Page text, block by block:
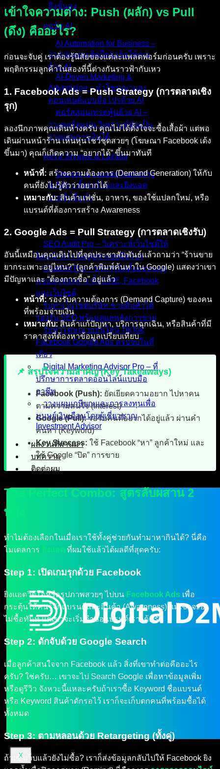
ถึงขั้นสูง
คอร์ส AI
AI Automation for Business –
วางแผนและติดปีกธุรกิจให้คุณ
ด้วย AI
AI-Driven Marketing &
Advertising – ทำโฆษณาและ
คอนเทนต์แบบมือโปรด้วย AI
คอร์สสอนเทรดหุ้นด้วย AI –
วางพอร์ตแม่น วิเคราะห์หุ้นเป็น
วางแผนการเงินได้
คอร์ส Shopee & Lazada
Shopee & Lazada Marketing
& Ads – ตั้งค่าร้านและยิงแอด
แบบจับมือทำ
SEO Audit Pro – วิเคราะห์เว็บไซต์ให้
ติดหน้าแรก Google แบบมือโปร
ChatBot Pro – บริการติดตั้งแชทบอท
ครบทุกช่องทาง ทั้ง LINE, Facebook
และเว็บไซต์
รับทำเว็บไซต์บริษัท ขายสินค้าได้
รองรับ SEO พร้อมดูแลหลังการขาย
รับทำโฆษณาออนไลน์ TikTok
Facebook Google Ads ครบจบในที่
เดียว
Digital Marketing Advisor Pro – ที่
ปรึกษาการตลาดออนไลน์แบบมือ
อาชีพ
วางแผนเกษียณและการลงทุนเพื่อ
มนุษย์เงินเดือนโดยผู้เชี่ยวชาญ
Investment Advisor
ผลงานที่ผ่านมา
บทความ
ติดต่อผม
X
เข้าใจความต่าง: Push (ผลัก) vs Pull
(ดึง) คืออะไร?
ก่อนจะจับคู่ เราต้องรู้นิสัยของแต่ละแพลตฟอร์มก่อนครับ เพราะ
พฤติกรรมลูกค้าในสองที่นี้ต่างกันราวฟ้ากับเหว
1. Facebook Ads = Push Strategy (การตลาดเชิง
รุก)
ลองนึกภาพคุณเดินห้างครับ คุณไม่ได้ตั้งใจจะซื้อเสื้อผ้า แต่พอ
เดินผ่านหน้าร้าน เห็นหุ่นโชว์ชุดสวยๆ (โฆษณา Facebook เด้ง
ขึ้นมา) คุณก็เกิดความ “อยากได้” ขึ้นมาทันที
หน้าที่: สร้างความต้องการ (Demand Generation) ให้กับ
คนที่ยังไม่รู้ตัวว่าอยากได้
เหมาะกับ:สินค้าแฟชั่น, อาหาร, ของใช้แปลกใหม่, หรือ
แบรนด์ที่ต้องการสร้าง Awareness
2. Google Ads = Pull Strategy (การตลาดเชิงรับ)
อันนี้เหมือนคุณเดินไปที่จุดประชาสัมพันธ์แล้วถามว่า “ร้านขาย
ยากระเพาะอยู่ไหน?” (ลูกค้าพิมพ์ค้นหาใน Google) แสดงว่าเขา
มีปัญหาและ “ต้องการซื้อ” อยู่แล้ว
หน้าที่:รองรับความต้องการ (Demand Capture) ของคน
ที่พร้อมจ่ายเงิน
เหมาะกับ:สินค้าแก้ปัญหา, บริการฉุกเฉิน, หรือสินค้าที่มี
ราคาสูงที่ต้องหาข้อมูลเปรียบเทียบ
📌 สรุปใจความสำคัญ (Key Takeaways)
Facebook (Push): ยัดเยียดความอยาก ไปหาคน
ตามความสนใจ (Interest)
Google (Pull):รอรับคนที่อยากได้อยู่แล้ว ผ่านคำ
ค้นหา (Keyword)
Key Success: ใช้ Facebook “หา” ลูกค้าใหม่ และ
ใช้ Google “ปิด” การขาย
The Perfect Combo: สูตรลับผสาน 2
พลัง
ทำไมต้องเลือกในเมื่อเราใช้ทั้งคู่ช่วยกันทำมาหากินได้? นี่คือ
โมเดลการ
ยิงแอด ที่ผมใช้แล้วได้ผลดีที่สุดครับ:
Step 1: เปิดเกมรุกด้วย Facebook
ยิงแอดวิดีโอหรือรูปภาพสวยๆ ไปบน Facebook Ads เพื่อ
กระตุ้นให้คนรู้จักแบรนด์และสินค้า (Awareness) แม้เขาจะยัง
ไม่ซื้อทันที แต่เขาจะเริ่มจำชื่อแบรนด์เราได้ครับ
Step 2: ดักจับด้วย Google Search
เมื่อลูกค้าสนใจจาก Facebook แล้ว สิ่งที่เขาทำต่อคืออะไร
ครับ? ใช่ครับ… เขาจะไป Search Google เพื่อหาข้อมูลเพิ่ม
หรือดูรีวิว จังหวะนี้แหละครับถ้าเราซื้อ Keyword ชื่อแบรนด์
หรือ Keyword สินค้าดักรอไว้ เราก็จะเก็บตกคนที่พร้อมซื้อได้
ทั้งหมด
Step 3: ตามหลอนด้วย Retargeting (ทั้งคู่)
ถ้าเข้าเว็บแล้วยังไม่ซื้อ? เราก็ส่งข้อมูลกลับไปให้ Facebook ยิง